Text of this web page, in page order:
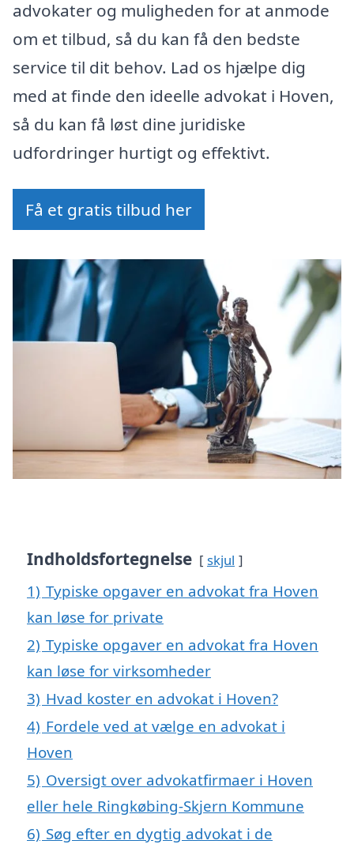
advokater og muligheden for at anmode
om et tilbud, så du kan få den bedste
service til dit behov. Lad os hjælpe dig
med at finde den ideelle advokat i Hoven,
så du kan få løst dine juridiske
udfordringer hurtigt og effektivt.
Få et gratis tilbud her
Indholdsfortegnelse skjul
1) Typiske opgaver en advokat fra Hoven
kan løse for private
2) Typiske opgaver en advokat fra Hoven
kan løse for virksomheder
3) Hvad koster en advokat i Hoven?
4) Fordele ved at vælge en advokat i
Hoven
5) Oversigt over advokatfirmaer i Hoven
eller hele Ringkøbing-Skjern Kommune
6) Søg efter en dygtig advokat i de